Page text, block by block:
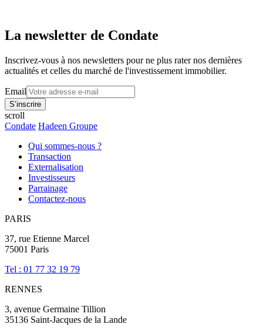
La newsletter de Condate
Inscrivez-vous à nos newsletters pour ne plus rater nos dernières
actualités et celles du marché de l'investissement immobilier.
Email
scroll
Condate Hadeen Groupe
Qui sommes-nous ?
Transaction
Externalisation
Investisseurs
Parrainage
Contactez-nous
PARIS
37, rue Etienne Marcel
75001 Paris
Tel : 01 77 32 19 79
RENNES
3, avenue Germaine Tillion
35136 Saint-Jacques de la Lande